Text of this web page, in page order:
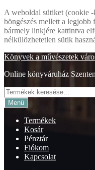
A weboldal sütiket (cookie
böngészés mellett a
bármely linkjére kattintva
nélkülözhetetlen sütik
Ugrás
navigációhoz
Kilépés
tartalomba
Könyvek a művészetek
Online könyváruház
Keresés
a
következőre:
Menü
Termékek
Kosár
Pénztár
Fiókom
Kapcsolat